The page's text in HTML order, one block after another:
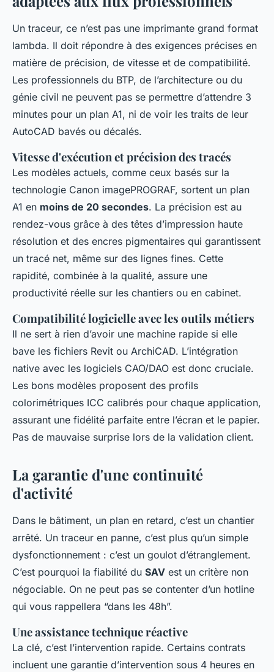
Un traceur, ce n’est pas une imprimante grand format
lambda. Il doit répondre à des exigences précises en
matière de précision, de vitesse et de compatibilité.
Les professionnels du BTP, de l’architecture ou du
génie civil ne peuvent pas se permettre d’attendre 3
minutes pour un plan A1, ni de voir les traits de leur
AutoCAD bavés ou décalés.
Vitesse d'exécution et précision des tracés
Les modèles actuels, comme ceux basés sur la
technologie Canon imagePROGRAF, sortent un plan
A1 en moins de 20 secondes. La précision est au
rendez-vous grâce à des têtes d’impression haute
résolution et des encres pigmentaires qui garantissent
un tracé net, même sur des lignes fines. Cette
rapidité, combinée à la qualité, assure une
productivité réelle sur les chantiers ou en cabinet.
Compatibilité logicielle avec les outils métiers
Il ne sert à rien d’avoir une machine rapide si elle
bave les fichiers Revit ou ArchiCAD. L’intégration
native avec les logiciels CAO/DAO est donc cruciale.
Les bons modèles proposent des profils
colorimétriques ICC calibrés pour chaque application,
assurant une fidélité parfaite entre l’écran et le papier.
Pas de mauvaise surprise lors de la validation client.
La garantie d'une continuité
d'activité
Dans le bâtiment, un plan en retard, c’est un chantier
arrêté. Un traceur en panne, c’est plus qu’un simple
dysfonctionnement : c’est un goulot d’étranglement.
C’est pourquoi la fiabilité du SAV est un critère non
négociable. On ne peut pas se contenter d’un hotline
qui vous rappellera “dans les 48h”.
Une assistance technique réactive
La clé, c’est l’intervention rapide. Certains contrats
incluent une garantie d’intervention sous 4 heures en